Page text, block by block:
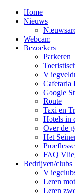
Home
Nieuws
Webcam
Bezoekers
Parkeren
Cafetaria
Google
Route
Taxi en
Hotels in
Over de
Het
FAQ
Bedrijven/clubs
Leren
Leren